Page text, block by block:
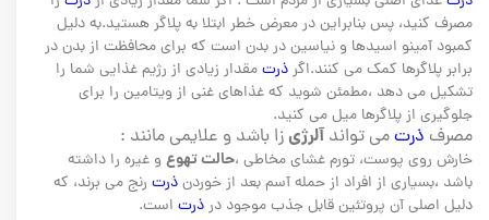
مصرف کنید، پس بنابراین در معرض خطر ابتلا به پلاگر هستید.به دلیل
کمبود آمینو اسیدها و نیاسین در بدن است که برای محافظت از بدن در
برابر پلاگرها کمک می کنند.اگرذرتمقدار زیادی از رژیم غذایی شما را
تشکیل می دهد ،مطمئن شوید که غذاهای غنی از ویتامین را برای
جلوگیری از پلاگرها میل می کنید.
مصرف ذرتمی تواند آلرژی زا باشد و علایمی مانند :
خارش روی پوست، تورم غشای مخاطی ،حالت تهوع و غیره را داشته
باشد ،بسیاری از افراد از حمله آسم بعد از خوردنذرت رنج می برند، که
دلیل اصلی آن پروتئین قابل جذب موجود درذرت است.